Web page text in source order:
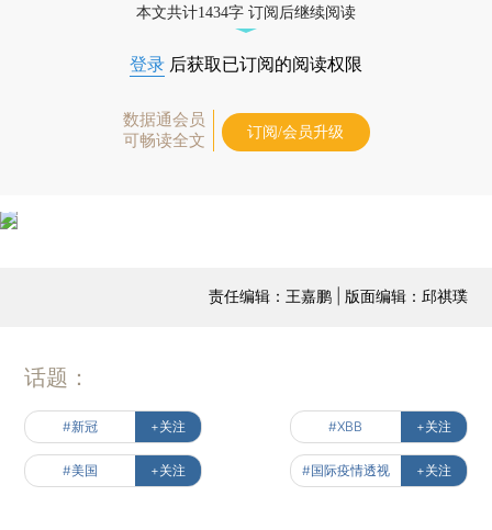
本文共计1434字 订阅后继续阅读
登录 后获取已订阅的阅读权限
数据通会员
可畅读全文
订阅/会员升级
责任编辑：王嘉鹏 | 版面编辑：邱祺璞
话题：
#新冠 +关注 #XBB +关注
#美国 +关注 #国际疫情透视 +关注